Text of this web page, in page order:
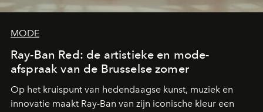
MODE
Ray-Ban Red: de artistieke en mode-
afspraak van de Brusselse zomer
Op het kruispunt van hedendaagse kunst, muziek en
innovatie maakt Ray-Ban van zijn iconische kleur een